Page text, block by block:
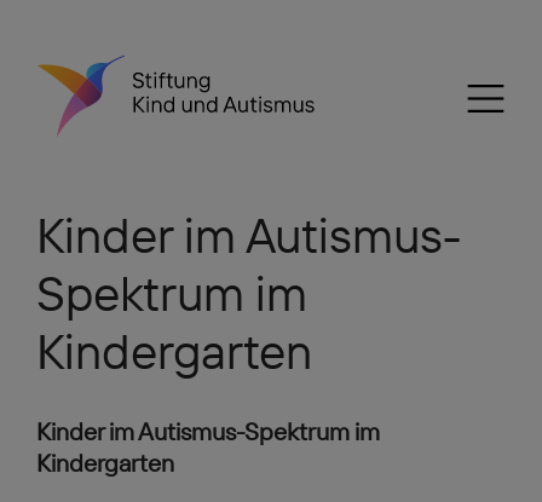
Kinder im Autismus-
Spektrum im
Kindergarten
Kinder im Autismus-Spektrum im
Kindergarten